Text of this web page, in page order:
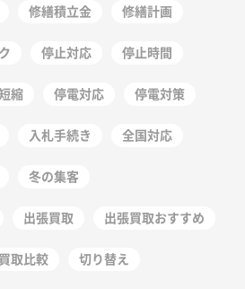
修繕積立金 修繕計画
停止対応 停止時間
縮 停電対応 停電対策
入札手続き 全国対応
冬の集客
出張買取 出張買取おすすめ
取比較 切り替え